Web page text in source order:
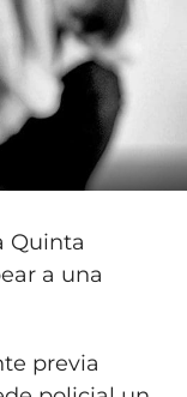
Quinta
a una
previa